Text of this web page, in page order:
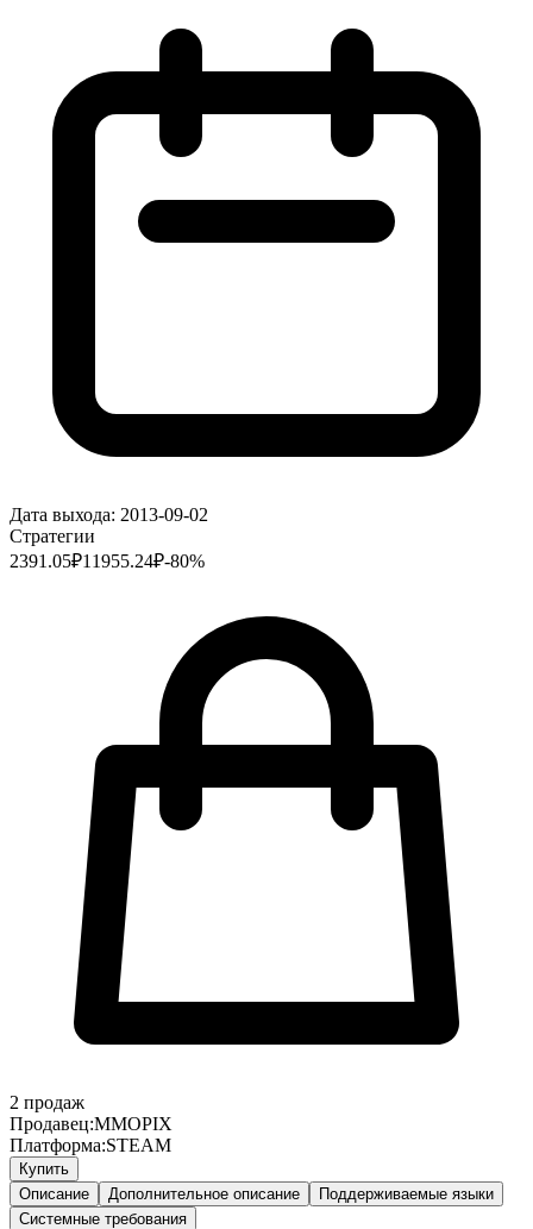
Дата выхода: 2013-09-02
Стратегии
2391.05₽11955.24₽-80%
2 продаж
Продавец:MMOPIX
Платформа:STEAM
Купить
Описание
Дополнительное описание
Поддерживаемые языки
Системные требования